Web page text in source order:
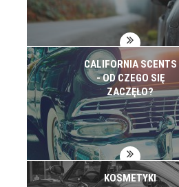
CALIFORNIA SCENTS
- OD CZEGO SIĘ
ZACZĘŁO?
KOSMETYKI